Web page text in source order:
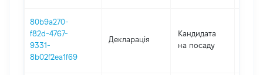
80b9a270-
f82d-4767-
9331-
8b02f2ea1f69
Декларація
Кандидата
на посаду